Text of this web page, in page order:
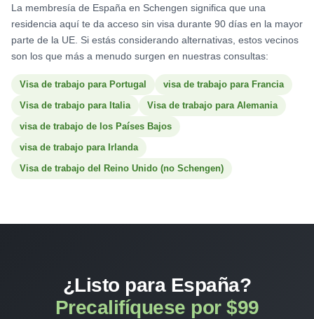
La membresía de España en Schengen significa que una
residencia aquí te da acceso sin visa durante 90 días en la mayor
parte de la UE. Si estás considerando alternativas, estos vecinos
son los que más a menudo surgen en nuestras consultas:
Visa de trabajo para Portugal
visa de trabajo para Francia
Visa de trabajo para Italia
Visa de trabajo para Alemania
visa de trabajo de los Países Bajos
visa de trabajo para Irlanda
Visa de trabajo del Reino Unido (no Schengen)
¿Listo para España?
Precalifíquese por $99